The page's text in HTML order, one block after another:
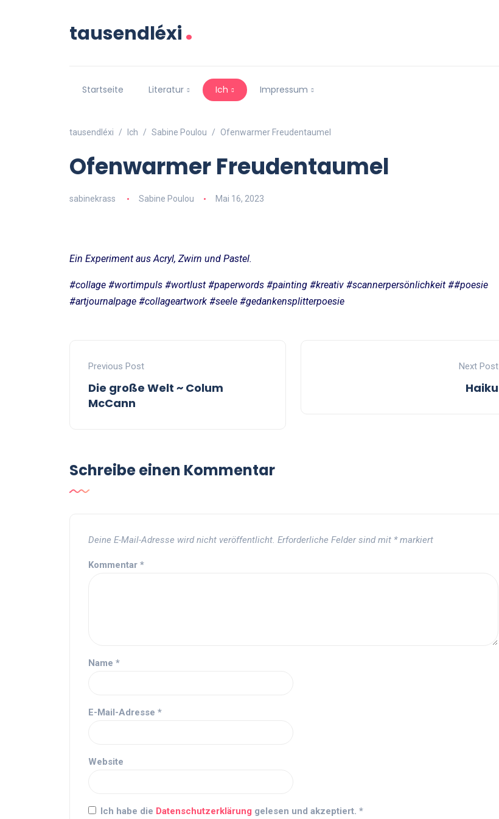
tausendléxi.
Startseite Literatur Ich Impressum
tausendléxi Ich Sabine Poulou Ofenwarmer Freudentaumel
Ofenwarmer Freudentaumel
sabinekrass Sabine Poulou Mai 16, 2023
Ein Experiment aus Acryl, Zwirn und Pastel.
#collage #wortimpuls #wortlust #paperwords #painting #kreativ #scannerpersönlichkeit ##poesie
#artjournalpage #collageartwork #seele #gedankensplitterpoesie
Previous Post
Die große Welt ~ Colum
McCann
Next Post
Haiku
Schreibe einen Kommentar
Deine E-Mail-Adresse wird nicht veröffentlicht. Erforderliche Felder sind mit *markiert
Kommentar *
Name *
E-Mail-Adresse *
Website
Ich habe die Datenschutzerklärung gelesen und akzeptiert. *